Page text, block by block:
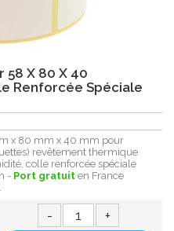
X 80 X 40
Renforcée Spéciale
x 80 mm x 40 mm pour
revêtement thermique
colle renforcée spéciale
- Port gratuit en France
- +